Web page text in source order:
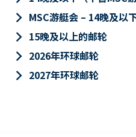
keyboard_arrow_right MSC游艇会 – 14晚及以
keyboard_arrow_right 15晚及以上的邮轮
keyboard_arrow_right 2026年环球邮轮
keyboard_arrow_right 2027年环球邮轮